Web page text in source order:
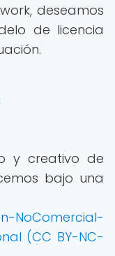
deseamos
de licencia
y creativo de
bajo una
NoComercial-
(CC BY-NC-